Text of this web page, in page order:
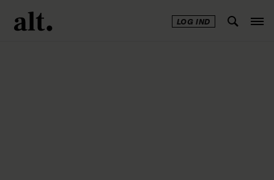
LOG IND